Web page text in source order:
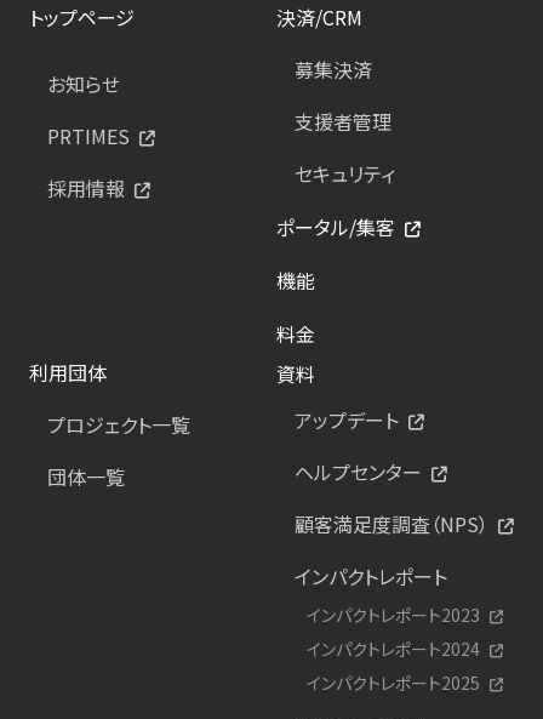
トップページ
お知らせ
PRTIMES
採用情報
決済/CRM
募集決済
支援者管理
セキュリティ
ポータル/集客
機能
料金
利用団体
プロジェクト一覧
団体一覧
資料
アップデート
ヘルプセンター
顧客満足度調査（NPS）
インパクトレポート
インパクトレポート2023
インパクトレポート2024
インパクトレポート2025